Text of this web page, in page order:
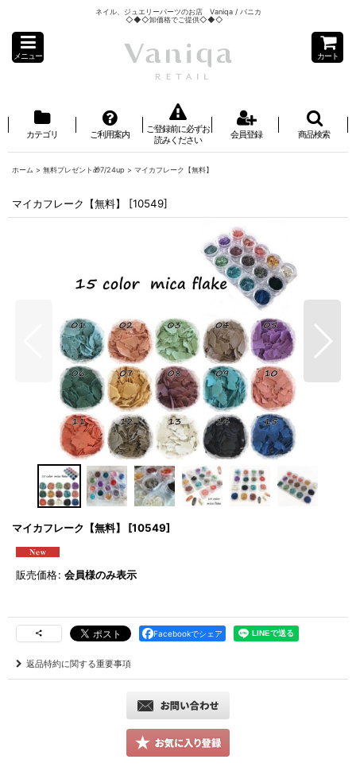
ネイル、ジュエリーパーツのお店 Vaniqa / バニカ
◇◆◇卸価格でご提供◇◆◇
メニュー カート
カテゴリ ご利用案内
ご登録前に必ずお
読みください
会員登録 商品検索
ホーム > 無料プレゼント🎁7/24up > マイカフレーク【無料】
マイカフレーク【無料】 [10549]
マイカフレーク【無料】 [10549]
販売価格: 会員様のみ表示
Facebookでシェア
返品特約に関する重要事項